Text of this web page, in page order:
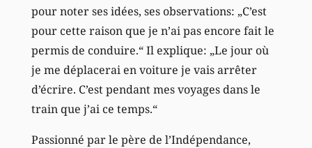
pour noter ses idées, ses observations: „C’est
pour cette raison que je n’ai pas encore fait le
permis de conduire.“ Il explique: „Le jour où
je me déplacerai en voiture je vais arrêter
d’écrire. C’est pendant mes voyages dans le
train que j’ai ce temps.“
Passionné par le père de l’Indépendance,